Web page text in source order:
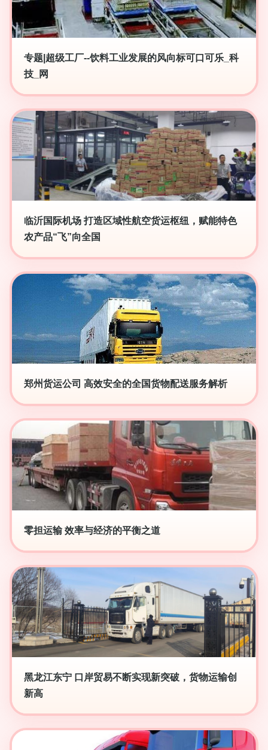
专题|超级工厂--饮料工业发展的风向标可口可乐_科
技_网
临沂国际机场 打造区域性航空货运枢纽，赋能特色
农产品“飞”向全国
郑州货运公司 高效安全的全国货物配送服务解析
零担运输 效率与经济的平衡之道
黑龙江东宁 口岸贸易不断实现新突破，货物运输创
新高